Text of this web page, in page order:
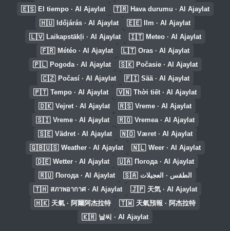
🇪🇸 El tiempo · Al Ajaylat 🇹🇷 Hava durumu · Al Ajaylat
🇭🇺 Időjárás · Al Ajaylat 🇪🇪 Ilm · Al Ajaylat
🇱🇻 Laikapstākļi · Al Ajaylat 🇮🇹 Meteo · Al Ajaylat
🇫🇷 Météo · Al Ajaylat 🇱🇹 Oras · Al Ajaylat
🇵🇱 Pogoda · Al Ajaylat 🇸🇰 Počasie · Al Ajaylat
🇨🇿 Počasí · Al Ajaylat 🇫🇮 Sää · Al Ajaylat
🇵🇹 Tempo · Al Ajaylat 🇻🇳 Thời tiết · Al Ajaylat
🇩🇰 Vejret · Al Ajaylat 🇷🇸 Vreme · Al Ajaylat
🇸🇮 Vreme · Al Ajaylat 🇷🇴 Vremea · Al Ajaylat
🇸🇪 Vädret · Al Ajaylat 🇳🇴 Været · Al Ajaylat
🇬🇧🇺🇸 Weather · Al Ajaylat 🇳🇱 Weer · Al Ajaylat
🇩🇪 Wetter · Al Ajaylat 🇺🇦 Погода · Al Ajaylat
🇷🇺 Погода · Al Ajaylat 🇸🇦 الطقس · العجيلات
🇹🇭 สภาพอากาศ · Al Ajaylat 🇯🇵 天気 · Al Ajaylat
🇭🇰 天氣 · 阿爾阿杰拉特 🇹🇼 天氣預報 · 阿杰拉特
🇰🇷 날씨 · Al Ajaylat